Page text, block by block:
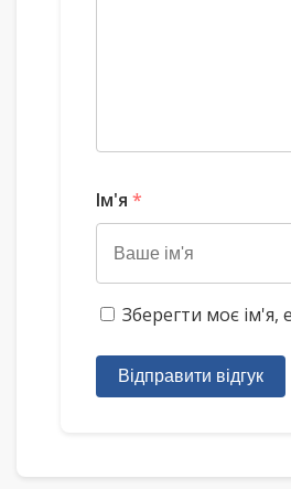
Ім'я *
Зберегти моє ім'я,
Відправити відгук